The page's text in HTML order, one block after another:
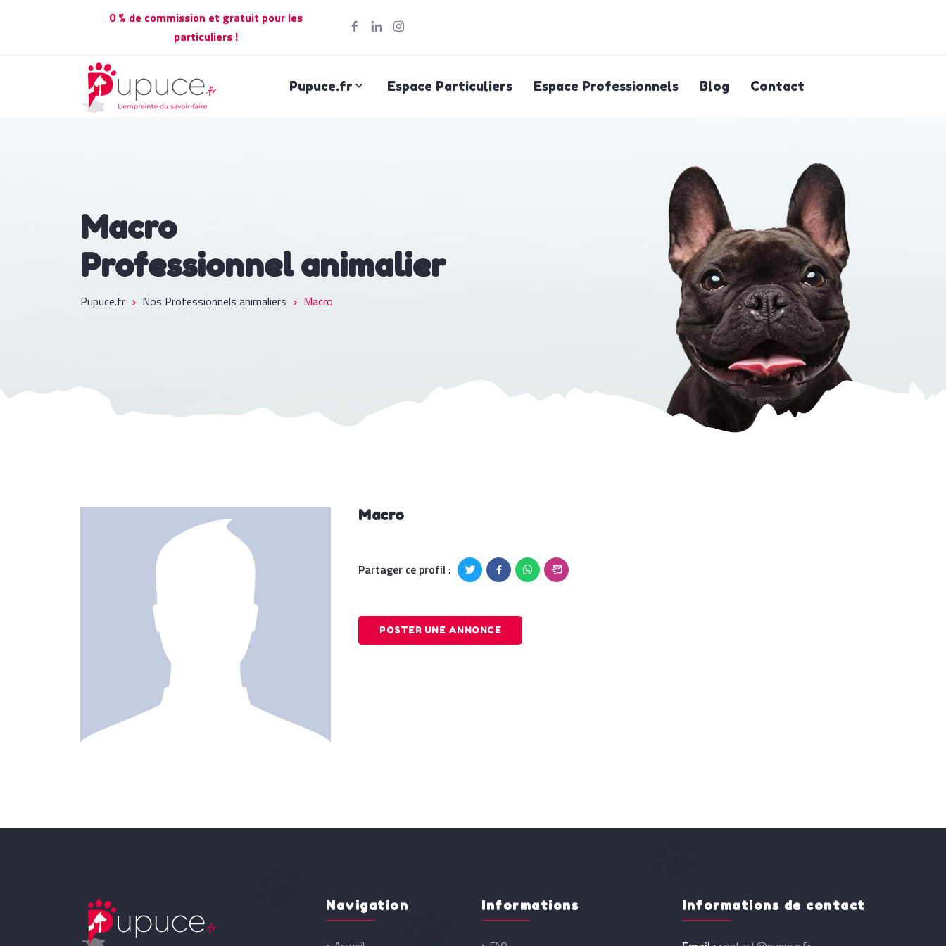
0 % de commission et gratuit pour les
particuliers !
Pupuce.fr Espace Particuliers Espace Professionnels Blog Contact
Macro
Professionnel animalier
Pupuce.fr Nos Professionnels animaliers Macro
Macro
Partager ce profil :
POSTER UNE ANNONCE
Navigation Informations Informations de contact